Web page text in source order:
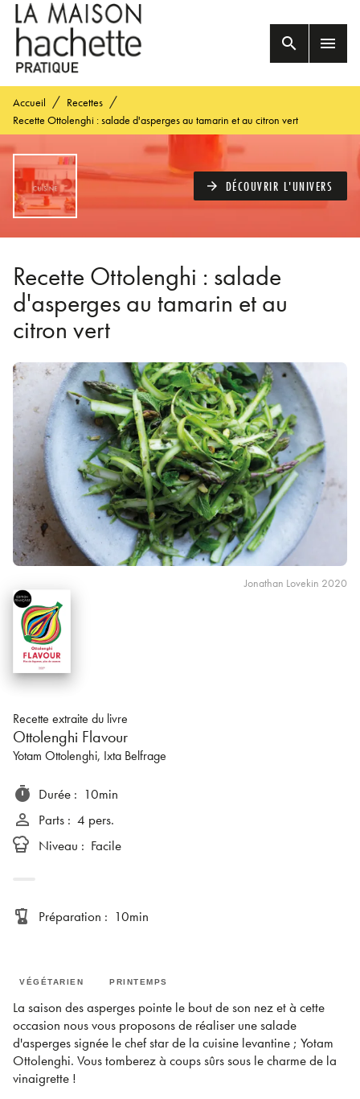
MENU RECHERCHE
PIED DE PAGE
search menu
Accueil / Recettes /
Recette Ottolenghi : salade d'asperges au tamarin et au citron vert
arrow_forward DÉCOUVRIR L'UNIVERS
Recette Ottolenghi : salade
d'asperges au tamarin et au
citron vert
Jonathan Lovekin 2020
Recette extraite du livre
Ottolenghi Flavour
Yotam Ottolenghi, Ixta Belfrage
timer Durée : 10min
person_outline Parts : 4 pers.
Niveau : Facile
blender Préparation : 10min
VÉGÉTARIEN PRINTEMPS
La saison des asperges pointe le bout de son nez et à cette
occasion nous vous proposons de réaliser une salade
d'asperges signée le chef star de la cuisine levantine ; Yotam
Ottolenghi. Vous tomberez à coups sûrs sous le charme de la
vinaigrette !